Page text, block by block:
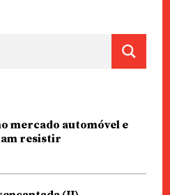
mercado automóvel e
resistir